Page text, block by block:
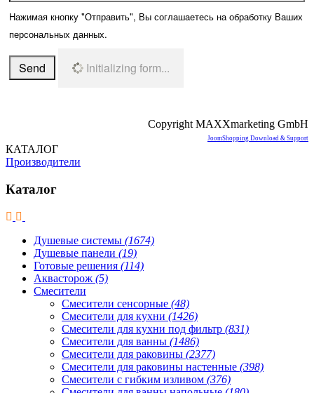
Нажимая кнопку "Отправить", Вы соглашаетесь на обработку Ваших
персональных данных.
Send Initializing form...
Copyright MAXXmarketing GmbH
JoomShopping Download & Support
КАТАЛОГ
Производители
Каталог
Душевые системы (1674)
Душевые панели (19)
Готовые решения (114)
Аквасторож (5)
Смесители
Смесители сенсорные (48)
Смесители для кухни (1426)
Смесители для кухни под фильтр (831)
Смесители для ванны (1486)
Смесители для раковины (2377)
Смесители для раковины настенные (398)
Смесители с гибким изливом (376)